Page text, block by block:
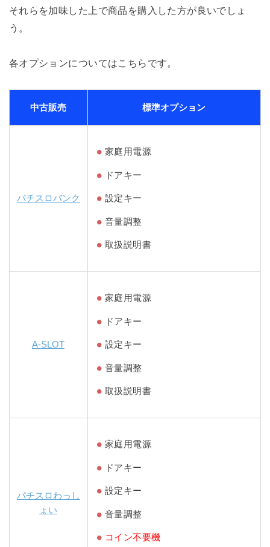
それらを加味した上で商品を購入した方が良いでしょ
う。
各オプションについてはこちらです。
中古販売 標準オプション
パチスロバンク
家庭用電源
ドアキー
設定キー
音量調整
取扱説明書
A-SLOT
家庭用電源
ドアキー
設定キー
音量調整
取扱説明書
パチスロわっし
ょい
家庭用電源
ドアキー
設定キー
音量調整
コイン不要機